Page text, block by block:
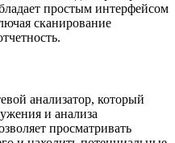
простым интерфейсом
сканирование
анализатор, который
и анализа
просматривать